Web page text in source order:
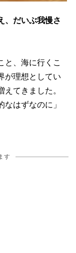
だいぶ我慢さ
、海に行くこ
が理想としてい
てきました。
はずなのに」
す